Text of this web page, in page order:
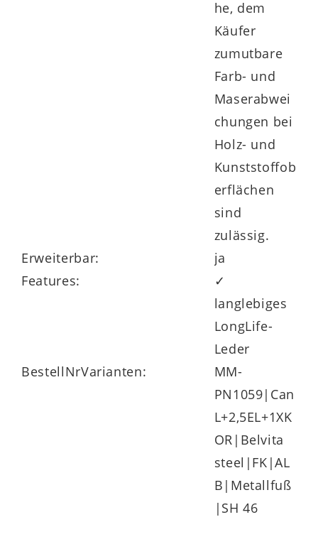
he, dem
Käufer
zumutbare
Farb- und
Maserabwei
chungen bei
Holz- und
Kunststoffob
erflächen
sind
zulässig.
Erweiterbar:
ja
Features:
✓
langlebiges
LongLife-
Leder
BestellNrVarianten:
MM-
PN1059|Can
L+2,5EL+1XK
OR|Belvita
steel|FK|AL
B|Metallfuß
|SH 46